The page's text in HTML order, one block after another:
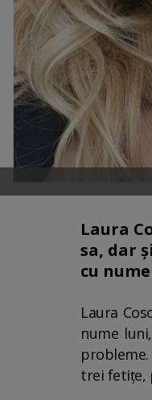
Laura
sa, dar
cu
Laura
nume
trei fetițe,